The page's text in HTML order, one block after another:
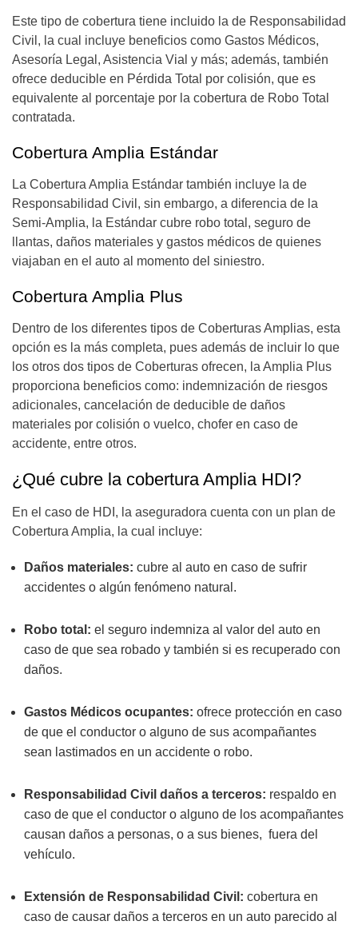
Este tipo de cobertura tiene incluido la de Responsabilidad
Civil, la cual incluye beneficios como Gastos Médicos,
Asesoría Legal, Asistencia Vial y más; además, también
ofrece deducible en Pérdida Total por colisión, que es
equivalente al porcentaje por la cobertura de Robo Total
contratada.
Cobertura Amplia Estándar
La Cobertura Amplia Estándar también incluye la de
Responsabilidad Civil, sin embargo, a diferencia de la
Semi-Amplia, la Estándar cubre robo total, seguro de
llantas, daños materiales y gastos médicos de quienes
viajaban en el auto al momento del siniestro.
Cobertura Amplia Plus
Dentro de los diferentes tipos de Coberturas Amplias, esta
opción es la más completa, pues además de incluir lo que
los otros dos tipos de Coberturas ofrecen, la Amplia Plus
proporciona beneficios como: indemnización de riesgos
adicionales, cancelación de deducible de daños
materiales por colisión o vuelco, chofer en caso de
accidente, entre otros.
¿Qué cubre la cobertura Amplia HDI?
En el caso de HDI, la aseguradora cuenta con un plan de
Cobertura Amplia, la cual incluye:
Daños materiales: cubre al auto en caso de sufrir
accidentes o algún fenómeno natural.
Robo total: el seguro indemniza al valor del auto en
caso de que sea robado y también si es recuperado con
daños.
Gastos Médicos ocupantes: ofrece protección en caso
de que el conductor o alguno de sus acompañantes
sean lastimados en un accidente o robo.
Responsabilidad Civil daños a terceros: respaldo en
caso de que el conductor o alguno de los acompañantes
causan daños a personas, o a sus bienes, fuera del
vehículo.
Extensión de Responsabilidad Civil: cobertura en
caso de causar daños a terceros en un auto parecido al